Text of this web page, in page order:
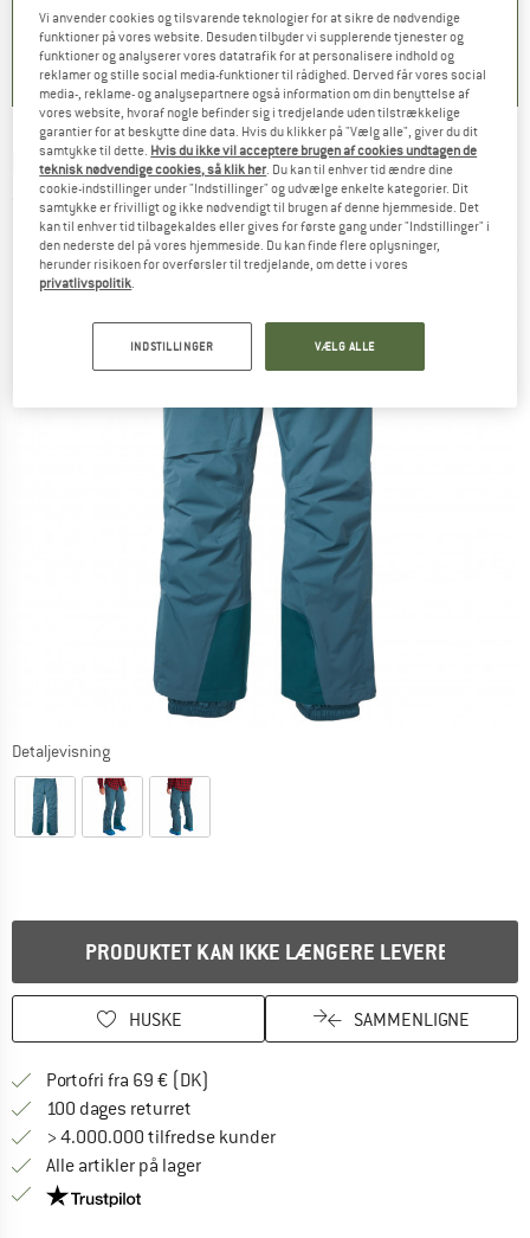
)
4,6 (71)
4,7(48)
MARMOT -Refuge Pant - Skibukser
(0)
Detaljevisning
PRODUKTET KAN IKKE LÆNGERE LEVERES
HUSKE SAMMENLIGNE
Portofri fra 69 € (DK)
100 dages returret
> 4.000.000 tilfredse kunder
Alle artikler på lager
Vi er Trustpilot-certificeret - oplysningerne får du
Vi anvender cookies og tilsvarende teknologier for at sikre de nødvendige
funktioner på vores website. Desuden tilbyder vi supplerende tjenester og
funktioner og analyserer vores datatrafik for at personalisere indhold og
reklamer og stille social media-funktioner til rådighed. Derved får vores social
media-, reklame- og analysepartnere også information om din benyttelse af
vores website, hvoraf nogle befinder sig i tredjelande uden tilstrækkelige
garantier for at beskytte dine data. Hvis du klikker på "Vælg alle", giver du dit
samtykke til dette. Hvis du ikke vil acceptere brugen af cookies undtagen de
teknisk nødvendige cookies, så klik her. Du kan til enhver tid ændre dine
cookie-indstillinger under "Indstillinger" og udvælge enkelte kategorier. Dit
samtykke er frivilligt og ikke nødvendigt til brugen af denne hjemmeside. Det
kan til enhver tid tilbagekaldes eller gives for første gang under "Indstillinger" i
den nederste del på vores hjemmeside. Du kan finde flere oplysninger,
herunder risikoen for overførsler til tredjelande, om dette i vores
privatlivspolitik.
INDSTILLINGER VÆLG ALLE